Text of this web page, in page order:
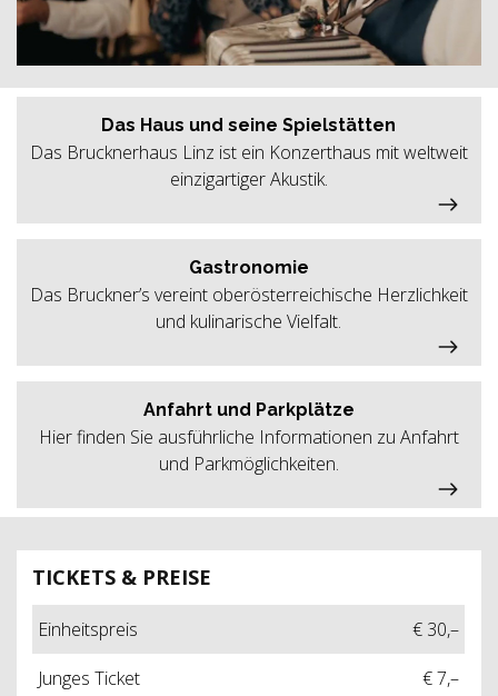
TICKETS & PREISE
Einheitspreis
€ 30,–
Junges Ticket
€ 7,–
Das Haus und seine Spielstätten
Das Brucknerhaus Linz ist ein Konzerthaus mit weltweit
einzigartiger Akustik.
Gastronomie
Das Bruckner’s vereint oberösterreichische Herzlichkeit
und kulinarische Vielfalt.
Anfahrt und Parkplätze
Hier finden Sie ausführliche Informationen zu Anfahrt
und Parkmöglichkeiten.